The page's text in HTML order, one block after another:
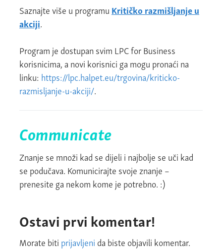
Saznajte više u programu Kritičko razmišljanje u
akciji.
Program je dostupan svim LPC for Business
korisnicima, a novi korisnici ga mogu pronaći na
linku: https://lpc.halpet.eu/trgovina/kriticko-
razmisljanje-u-akciji/.
Communicate
Znanje se množi kad se dijeli i najbolje se uči kad
se podučava. Komunicirajte svoje znanje –
prenesite ga nekom kome je potrebno. :)
Ostavi prvi komentar!
Morate biti prijavljeni da biste objavili komentar.